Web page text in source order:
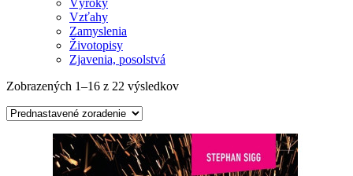
Vzťahy
Zamyslenia
Životopisy
Zjavenia, posolstvá
Zobrazených 1–16 z 22 výsledkov